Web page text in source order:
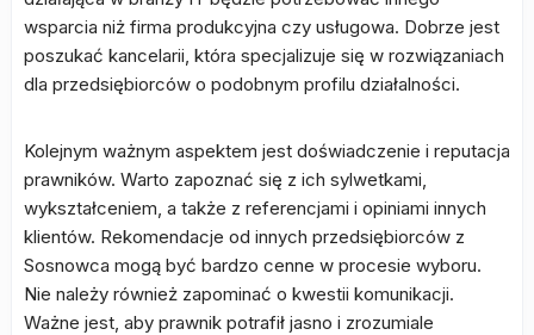
wsparcia niż firma produkcyjna czy usługowa. Dobrze jest
poszukać kancelarii, która specjalizuje się w rozwiązaniach
dla przedsiębiorców o podobnym profilu działalności.
Kolejnym ważnym aspektem jest doświadczenie i reputacja
prawników. Warto zapoznać się z ich sylwetkami,
wykształceniem, a także z referencjami i opiniami innych
klientów. Rekomendacje od innych przedsiębiorców z
Sosnowca mogą być bardzo cenne w procesie wyboru.
Nie należy również zapominać o kwestii komunikacji.
Ważne jest, aby prawnik potrafił jasno i zrozumiale